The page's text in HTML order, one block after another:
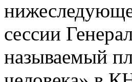
сессии
называемый